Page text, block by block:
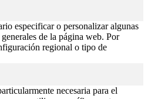
especificar o personalizar algunas
de la página web. Por
regional o tipo de
necesaria para el